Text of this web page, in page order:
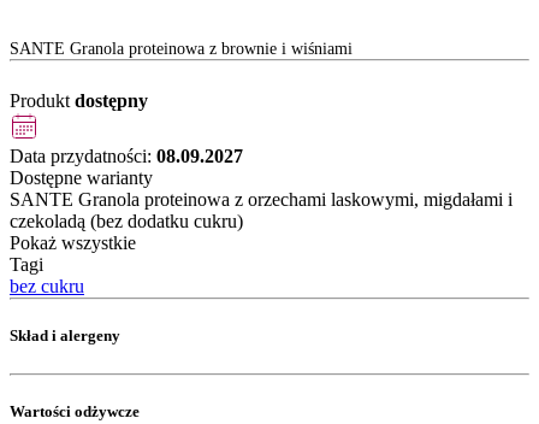
SANTE Granola proteinowa z brownie i wiśniami
Produkt dostępny
Data przydatności: 08.09.2027
Dostępne warianty
SANTE Granola proteinowa z orzechami laskowymi, migdałami i
czekoladą (bez dodatku cukru)
Pokaż wszystkie
Tagi
bez cukru
Skład i alergeny
Wartości odżywcze